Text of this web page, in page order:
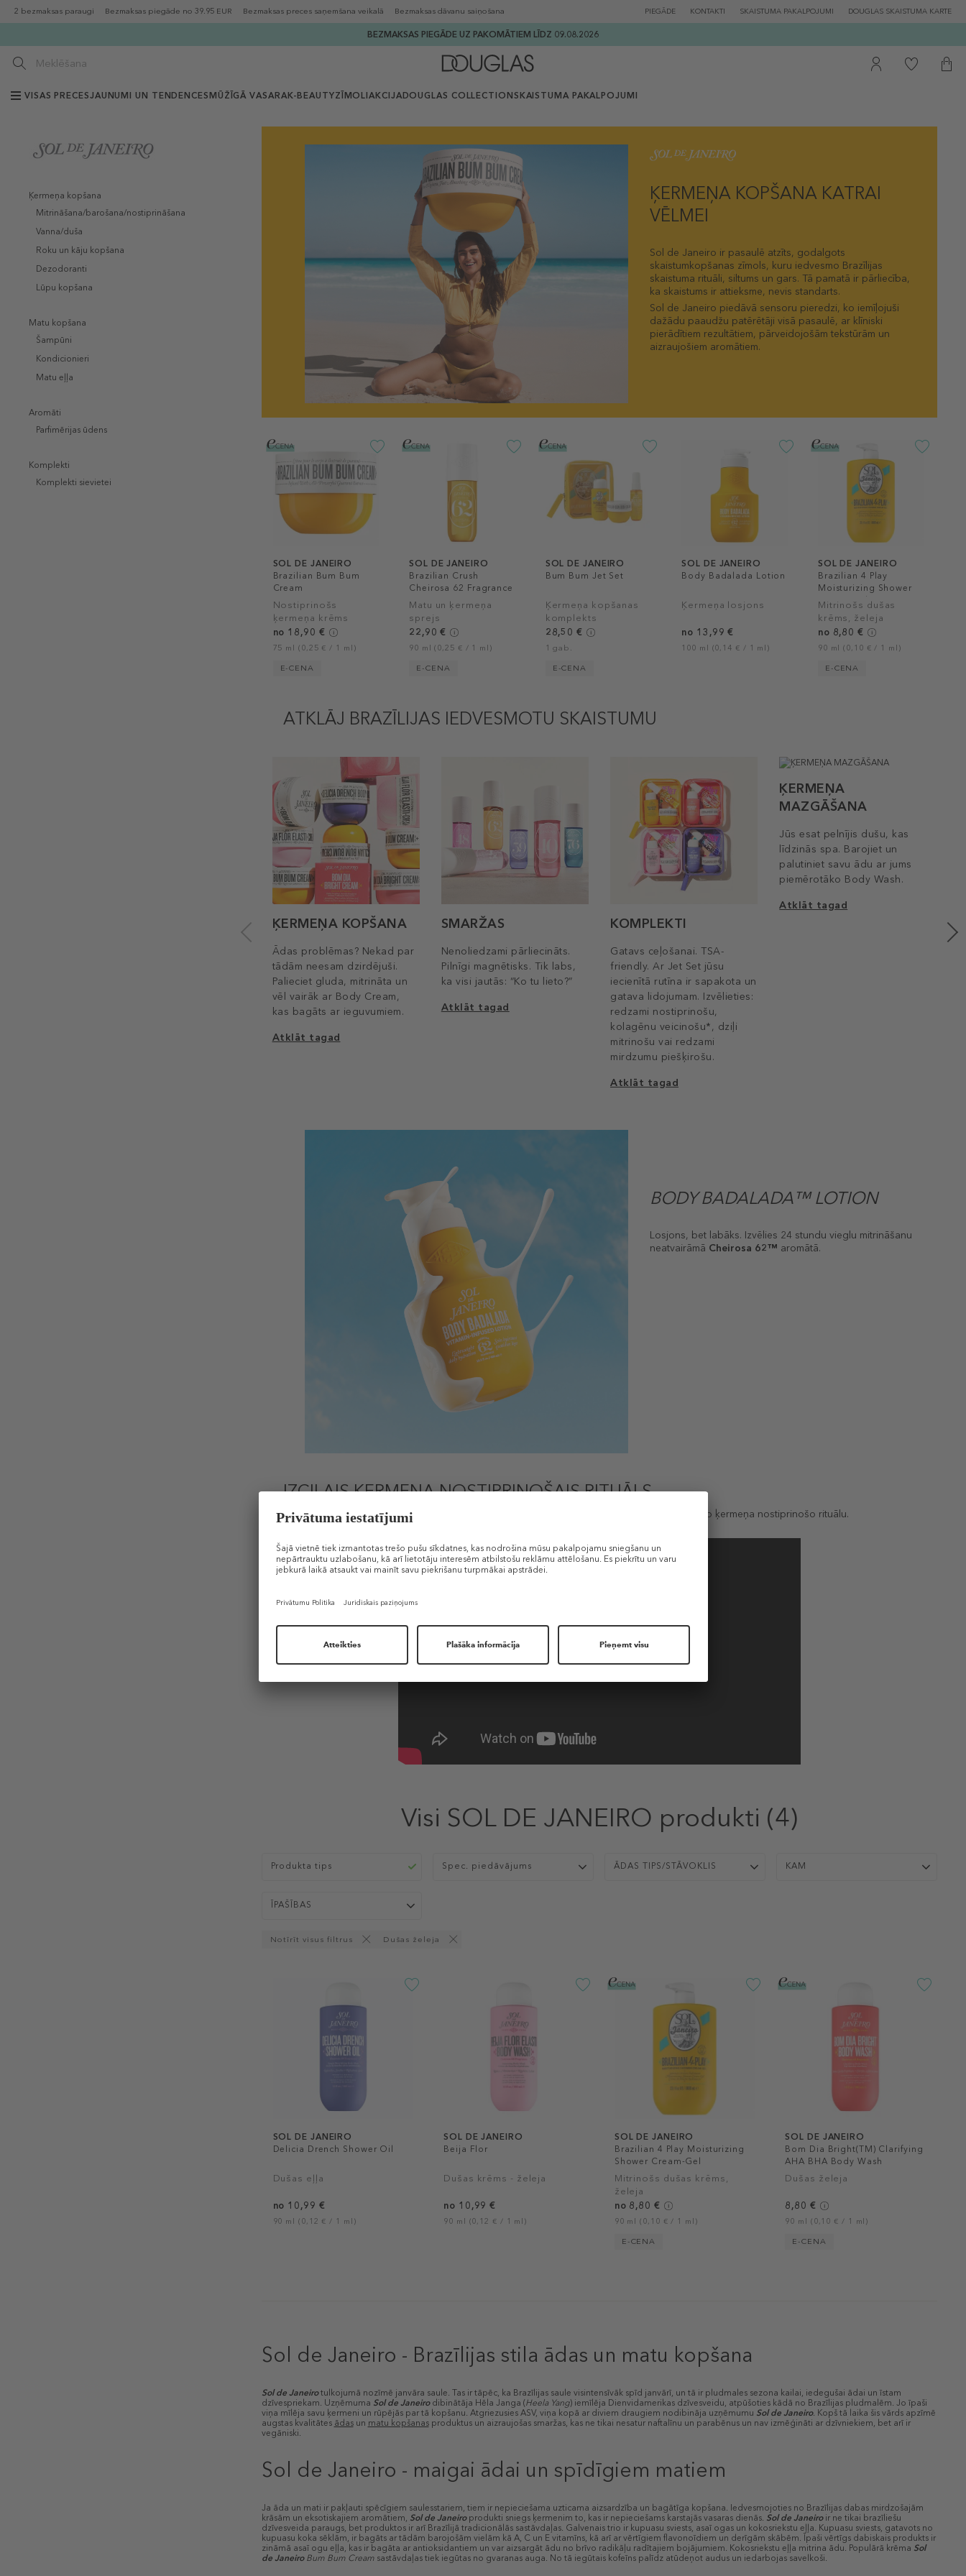
2 bezmaksas paraugi Bezmaksas piegāde no 39.95 EUR Bezmaksas preces saņemšana veikalā Bezmaksas dāvanu saiņošana PIEGĀDE KONTAKTI SKAISTUMA PAKALPOJUMI DOUGLAS SKAISTUMA KARTE
BEZMAKSAS PIEGĀDE UZ PAKOMĀTIEM LĪDZ 09.08.2026
VISAS PRECESJAUNUMI UN TENDENCES MŪŽĪGĀ VASARAK-BEAUTYZĪMOLIAKCIJADOUGLAS COLLECTION SKAISTUMA PAKALPOJUMI
Ķermeņa kopšana
Mitrināšana/barošana/nostiprināšana
Vanna/duša
Roku un kāju kopšana
Dezodoranti
Lūpu kopšana
Matu kopšana
Šampūni
Kondicionieri
Matu eļļa
Aromāti
Parfimērijas ūdens
Komplekti
Komplekti sievietei
ĶERMEŅA KOPŠANA KATRAI
VĒLMEI
Sol de Janeiro ir pasaulē atzīts, godalgots
skaistumkopšanas zīmols, kuru iedvesmo Brazīlijas
skaistuma rituāli, siltums un gars. Tā pamatā ir pārliecība,
ka skaistums ir attieksme, nevis standarts.
Sol de Janeiro piedāvā sensoru pieredzi, ko iemīļojuši
dažādu paaudžu patērētāji visā pasaulē, ar klīniski
pierādītiem rezultātiem, pārveidojošām tekstūrām un
aizraujošiem aromātiem.
SOL DE JANEIRO
Brazilian Bum Bum
Cream
Nostiprinošs
ķermeņa krēms
no 18,90 €
75 ml (0,25 € / 1 ml)
E-CENA
SOL DE JANEIRO
Brazilian Crush
Cheirosa 62 Fragrance
Mist
Matu un ķermeņa
sprejs
22,90 €
90 ml (0,25 € / 1 ml)
E-CENA
SOL DE JANEIRO
Bum Bum Jet Set
Ķermeņa kopšanas
komplekts
28,50 €
1 gab.
E-CENA
SOL DE JANEIRO
Body Badalada Lotion
Ķermeņa losjons
no 13,99 €
100 ml (0,14 € / 1 ml)
SOL DE JANEIRO
Brazilian 4 Play
Moisturizing Shower
Cream-Gel
Mitrinošs dušas
krēms, želeja
no 8,80 €
90 ml (0,10 € / 1 ml)
E-CENA
ATKLĀJ BRAZĪLIJAS IEDVESMOTU SKAISTUMU
ĶERMEŅA KOPŠANA
Ādas problēmas? Nekad par
tādām neesam dzirdējuši.
Palieciet gluda, mitrināta un
vēl vairāk ar Body Cream,
kas bagāts ar ieguvumiem.
Atklāt tagad
SMARŽAS
Nenoliedzami pārliecināts.
Pilnīgi magnētisks. Tik labs,
ka visi jautās: “Ko tu lieto?”
Atklāt tagad
KOMPLEKTI
Gatavs ceļošanai. TSA-
friendly. Ar Jet Set jūsu
iecienītā rutīna ir sapakota un
gatava lidojumam. Izvēlieties:
redzami nostiprinošu,
kolagēnu veicinošu*, dziļi
mitrinošu vai redzami
mirdzumu piešķirošu.
Atklāt tagad
ĶERMEŅA
MAZGĀŠANA
Jūs esat pelnījis dušu, kas
līdzinās spa. Barojiet un
palutiniet savu ādu ar jums
piemērotāko Body Wash.
Atklāt tagad
BODY BADALADA™ LOTION
Losjons, bet labāks. Izvēlies 24 stundu vieglu mitrināšanu
neatvairāmā Cheirosa 62™ aromātā.
IZCILAIS ĶERMEŅA NOSTIPRINOŠAIS RITUĀLS
Nogludina, samazina pietūkumu un smaržo pēc saules. Vienkārši izvēlies Sol de Janeiro izcilo ķermeņa nostiprinošo rituālu.
Visi SOL DE JANEIRO produkti (4)
Produkta tips Spec. piedāvājums ĀDAS TIPS/STĀVOKLIS KAM
ĪPAŠĪBAS
Notīrīt visus filtrus Dušas želeja
SOL DE JANEIRO
Delicia Drench Shower Oil
Dušas eļļa
no 10,99 €
90 ml (0,12 € / 1 ml)
SOL DE JANEIRO
Beija Flor
Dušas krēms - želeja
no 10,99 €
90 ml (0,12 € / 1 ml)
SOL DE JANEIRO
Brazilian 4 Play Moisturizing
Shower Cream-Gel
Mitrinošs dušas krēms,
želeja
no 8,80 €
90 ml (0,10 € / 1 ml)
E-CENA
SOL DE JANEIRO
Bom Dia Bright(TM) Clarifying
AHA BHA Body Wash
Dušas želeja
8,80 €
90 ml (0,10 € / 1 ml)
E-CENA
Sol de Janeiro - Brazīlijas stila ādas un matu kopšana
Sol de Janeirotulkojumā nozīmē janvāra saule. Tas ir tāpēc, ka Brazīlijas saule visintensīvāk spīd janvārī, un tā ir pludmales sezona kailai, iedegušai ādai un īstam
dzīvespriekam. Uzņēmuma Sol de Janeirodibinātāja Hēla Janga (Heela Yang) iemīlēja Dienvidamerikas dzīvesveidu, atpūšoties kādā no Brazīlijas pludmalēm. Jo īpaši
viņa mīlēja savu ķermeni un rūpējās par tā kopšanu. Atgriezusies ASV, viņa kopā ar diviem draugiem nodibināja uzņēmumu Sol de Janeiro. Kopš tā laika šis vārds apzīmē
augstas kvalitātes ādasun matu kopšanasproduktus un aizraujošas smaržas, kas ne tikai nesatur naftalīnu un parabēnus un nav izmēģināti ar dzīvniekiem, bet arī ir
vegāniski.
Sol de Janeiro - maigai ādai un spīdīgiem matiem
Ja āda un mati ir pakļauti spēcīgiem saulesstariem, tiem ir nepieciešama uzticama aizsardzība un bagātīga kopšana. Iedvesmojoties no Brazīlijas dabas mirdzošajām
krāsām un eksotiskajiem aromātiem, Sol de Janeiroprodukti sniegs ķermenim to, kas ir nepieciešams karstajās vasaras dienās. Sol de Janeiroir ne tikai brazīliešu
dzīvesveida paraugs, bet produktos ir arī Brazīlijā tradicionālās sastāvdaļas. Galvenais trio ir kupuasu sviests, asaī ogas un kokosriekstu eļļa. Kupuasu sviests, gatavots no
kupuasu koka sēklām, ir bagāts ar tādām barojošām vielām kā A, C un E vitamīns, kā arī ar vērtīgiem flavonoīdiem un derīgām skābēm. Īpaši vērtīgs dabiskais produkts ir
zināmā asaī ogu eļļa, kas ir bagāta ar antioksidantiem un var aizsargāt ādu no brīvo radikāļu radītajiem bojājumiem. Kokosriekstu eļļa mitrina ādu. Populārā krēma Sol
de JaneiroBum Bum Creamsastāvdaļas tiek iegūtas no gvaranas auga. No tā iegūtais kofeīns palīdz atūdeņot audus un iedarbojas savelkoši.